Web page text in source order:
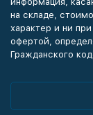
на складе,
характер и ни
офертой,
Гражданского